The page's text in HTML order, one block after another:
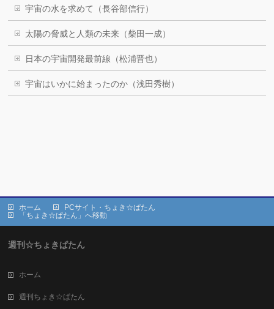
宇宙の水を求めて（長谷部信行）
太陽の脅威と人類の未来（柴田一成）
日本の宇宙開発最前線（松浦晋也）
宇宙はいかに始まったのか（浅田秀樹）
ホーム
PCサイト・ちょき☆ぱたん
「ちょき☆ぱたん」へ移動
週刊☆ちょきぱたん
ホーム
週刊ちょき☆ぱたん